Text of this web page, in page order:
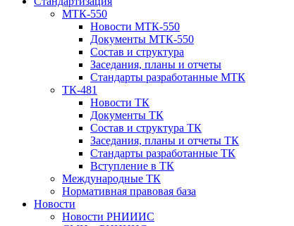
МТК-550
Новости МТК-550
Документы МТК-550
Состав и структура
Заседания, планы и отчеты
Стандарты разработанные МТК
ТК-481
Новости ТК
Документы ТК
Cостав и структура ТК
Заседания, планы и отчеты ТК
Стандарты разработанные ТК
Вступление в ТК
Международные ТК
Нормативная правовая база
Новости
Новости РНИИИС